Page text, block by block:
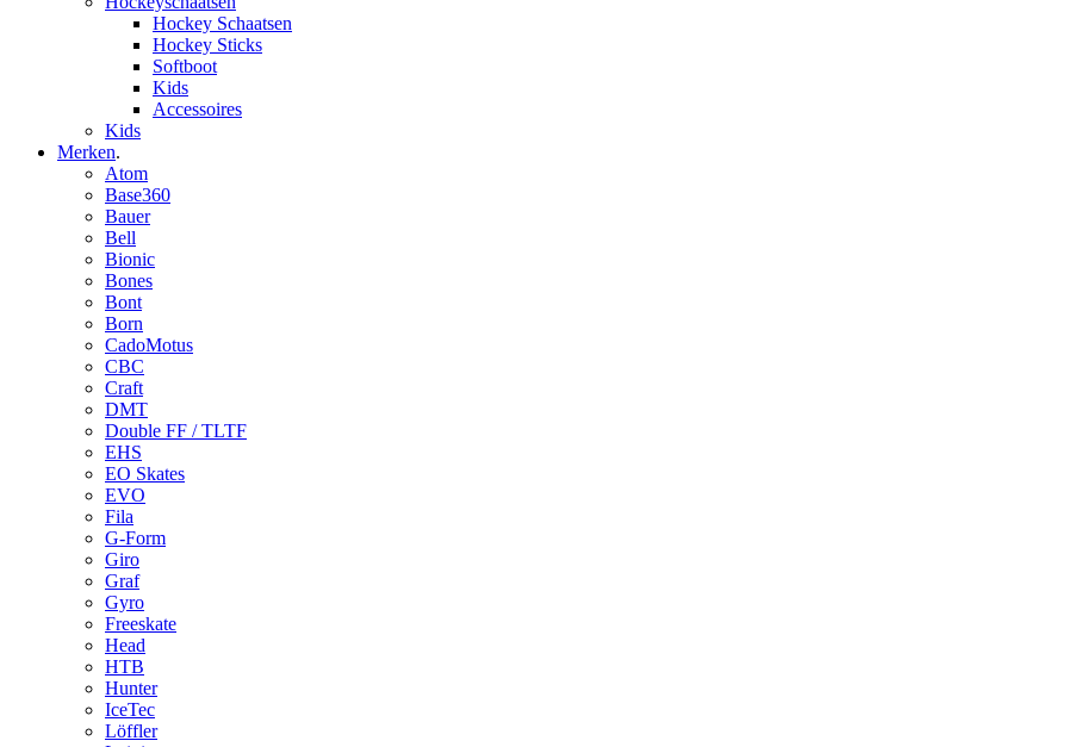
Hockey Schaatsen
Hockey Sticks
Softboot
Kids
Accessoires
Kids
Merken.
Atom
Base360
Bauer
Bell
Bionic
Bones
Bont
Born
CadoMotus
CBC
Craft
DMT
Double FF / TLTF
EHS
EO Skates
EVO
Fila
G-Form
Giro
Graf
Gyro
Freeskate
Head
HTB
Hunter
IceTec
Löffler